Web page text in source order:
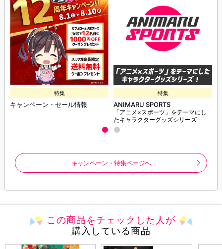
特集
キャンペーン・セール情報
特集
ANIMARU SPORTS
「アニメ×スポーツ」をテーマにし
たキャラクターグッズシリーズ
キャンペーン・特集ページへ
この商品をチェックした人が
購入している商品